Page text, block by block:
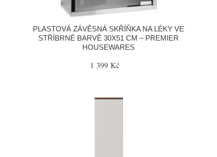
PLASTOVÁ ZÁVĚSNÁ SKŘÍŇKA NA LÉKY VE
STŘÍBRNÉ BARVĚ 30X51 CM – PREMIER
HOUSEWARES
1 399 Kč